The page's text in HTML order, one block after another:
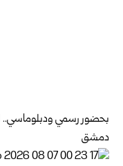
دمشق